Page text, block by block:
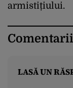
armistițiului.
Comentarii
LASĂ UN